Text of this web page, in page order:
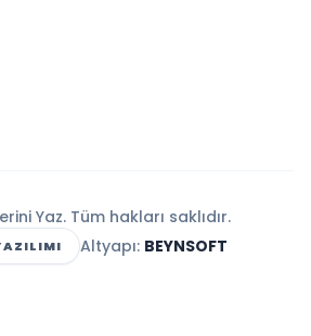
Yaz. Tüm hakları saklıdır.
Altyapı: BEYNSOFT